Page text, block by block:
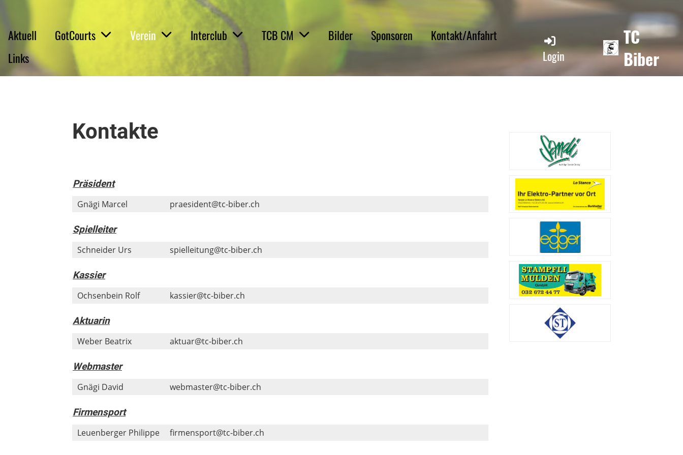
Aktuell GotCourts Verein Interclub TCB CM Bilder Sponsoren
Kontakt/Anfahrt
Links
Login
TC
Biber
Kontakte
Präsident
Gnägi Marcel praesident@tc-biber.ch
Spielleiter
Schneider Urs spielleitung@tc-biber.ch
Kassier
Ochsenbein Rolf kassier@tc-biber.ch
Aktuarin
Weber Beatrix aktuar@tc-biber.ch
Webmaster
Gnägi David webmaster@tc-biber.ch
Firmensport
Leuenberger Philippe firmensport@tc-biber.ch